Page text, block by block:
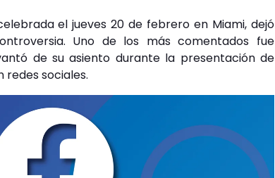
el jueves 20 de febrero en Miami, dejó
Uno de los más comentados fue
de su asiento durante la presentación de
redes sociales.